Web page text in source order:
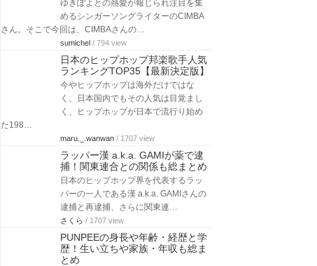
ゆきぽよとの熱愛が報じられ注目を集
めるシンガーソングライターのCIMBA
さん。そこで今回は、CIMBAさんの…
sumichel / 794 view
日本のヒップホップ邦楽歌手人気
ランキングTOP35【最新決定版】
今やヒップホップは海外だけではな
く、日本国内でもその人気は目覚まし
く、ヒップホップが日本で流行り始め
た198…
maru._.wanwan / 1707 view
ラッパー漢 a.k.a. GAMIが薬で逮
捕！関東連合との関係も総まとめ
日本のヒップホップ界を代表するラッ
パーの一人である漢 a.k.a. GAMIさんの
逮捕と再逮捕、さらに関東連…
さくら / 1707 view
PUNPEEの身長や年齢・経歴と学
歴！生い立ちや家族・年収も総ま
とめ